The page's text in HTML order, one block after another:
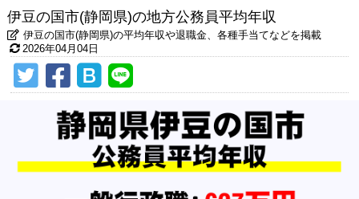
伊豆の国市(静岡県)の地方公務員平均年収
伊豆の国市(静岡県)の平均年収や退職金、各種手当てなどを掲載
2026年04月04日